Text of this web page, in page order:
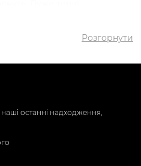
Розгорнути
останні надходження,